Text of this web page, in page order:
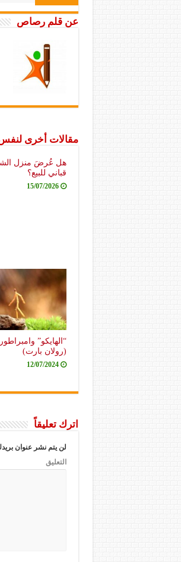
عن قلم رصاص
مقالات أخرى
هل عُرضَ منزل
قباني للبيع؟
15/07/2026
“الهايكو”
(رولان بارت)
12/07/2024
اترك تعليقاً
لن يتم نشر عنوان
التعليق